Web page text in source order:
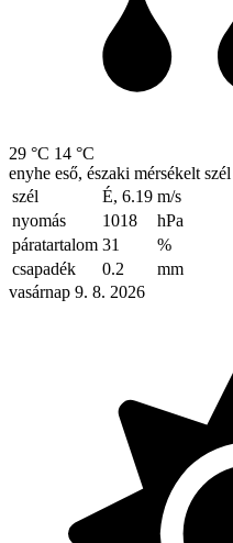
29 °C 14 °C
enyhe eső, északi mérsékelt szél
szél
É, 6.19 m/s
nyomás
1018
hPa
páratartalom 31
%
csapadék
0.2
mm
vasárnap 9. 8. 2026